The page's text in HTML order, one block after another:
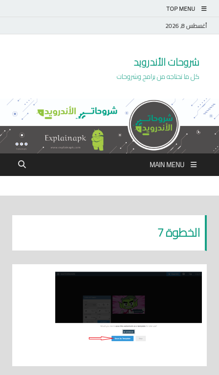
TOP MENU
أغسطس 8, 2026
شروحات الأندرويد
كل ما تحتاجه من برامج وشروحات
MAIN MENU
الخطوة 7